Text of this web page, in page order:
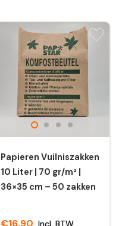
Papieren Vuilniszakken
10 Liter | 70 gr/m² |
36×35 cm – 50 zakken
€16,90 Incl. BTW